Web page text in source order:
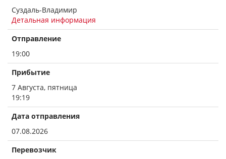
Суздаль-Владимир
Детальная информация
Отправление
19:00
Прибытие
7 Августа, пятница
19:19
Дата отправления
07.08.2026
Перевозчик